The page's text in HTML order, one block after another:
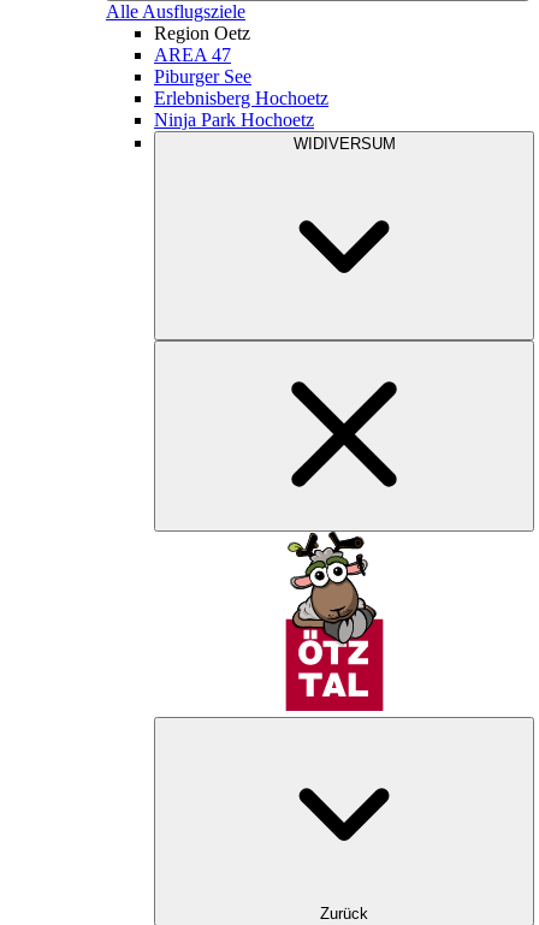
Alle Ausflugsziele
Region Oetz
AREA 47
Piburger See
Erlebnisberg Hochoetz
Ninja Park Hochoetz
WIDIVERSUM
Zurück